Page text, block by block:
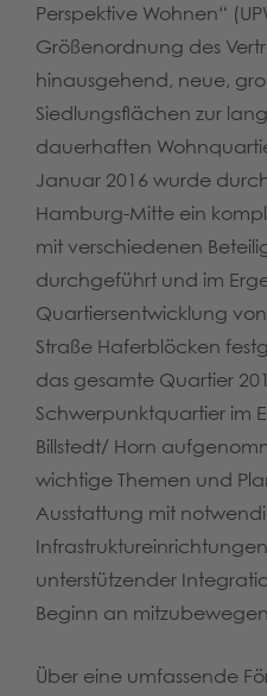
Perspektive Wohnen“
Größenordnung des
hinausgehend, neue,
Siedlungsflächen zur
dauerhaften
Januar 2016 wurde
Hamburg-Mitte ein
mit verschiedenen
durchgeführt und im
Quartiersentwicklung
Straße Haferblöcken
das gesamte Quartier
Schwerpunktquartier im
Billstedt/ Horn
wichtige Themen und
Ausstattung mit
unterstützender
Beginn an
Über eine umfassende